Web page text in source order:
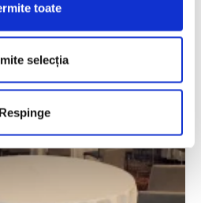
toate
selecția
Respinge